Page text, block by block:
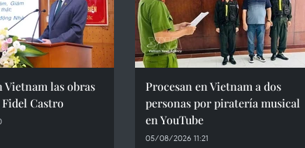
Vietnam las obras
Fidel Castro
Procesan en Vietnam a dos
personas por piratería musical
en YouTube
05/08/2026 11:21